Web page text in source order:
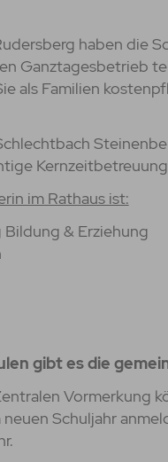
haben die
Ganztagesbetrieb
als Familien
im Rathaus ist:
& Erziehung
gibt es die
Vormerkung
Schuljahr